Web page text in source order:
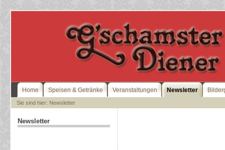
Home Speisen & Getränke Veranstaltungen Newsletter
Sie sind hier: Newsletter
Newsletter